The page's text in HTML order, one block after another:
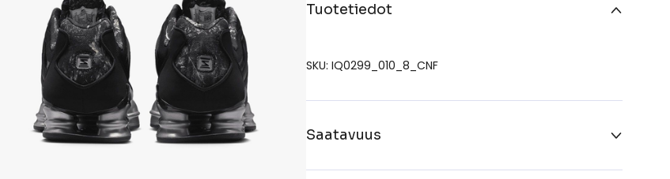
Tuotetiedot
SKU: IQ0299_010_8_CNF
Saatavuus